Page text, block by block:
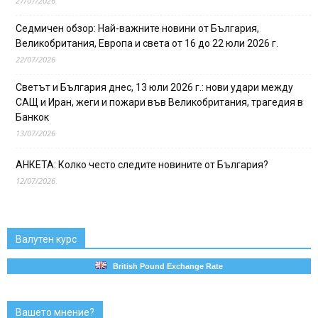
Седмичен обзор: Най-важните новини от България,
Великобритания, Европа и света от 16 до 22 юли 2026 г.
22/07/2026
Светът и България днес, 13 юли 2026 г.: нови удари между
САЩ и Иран, жеги и пожари във Великобритания, трагедия в
Банкок
13/07/2026
АНКЕТА: Колко често следите новините от България?
12/07/2026
Валутен курс
British Pound Exchange Rate
Вашето мнение?